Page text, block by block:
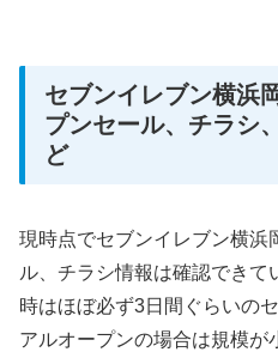
セブンイレブン横浜
プンセール、チラシ
ど
現時点でセブンイレブン横浜
ル、チラシ情報は確認でき
時はほぼ必ず3日間ぐらいの
アルオープンの場合は規模が